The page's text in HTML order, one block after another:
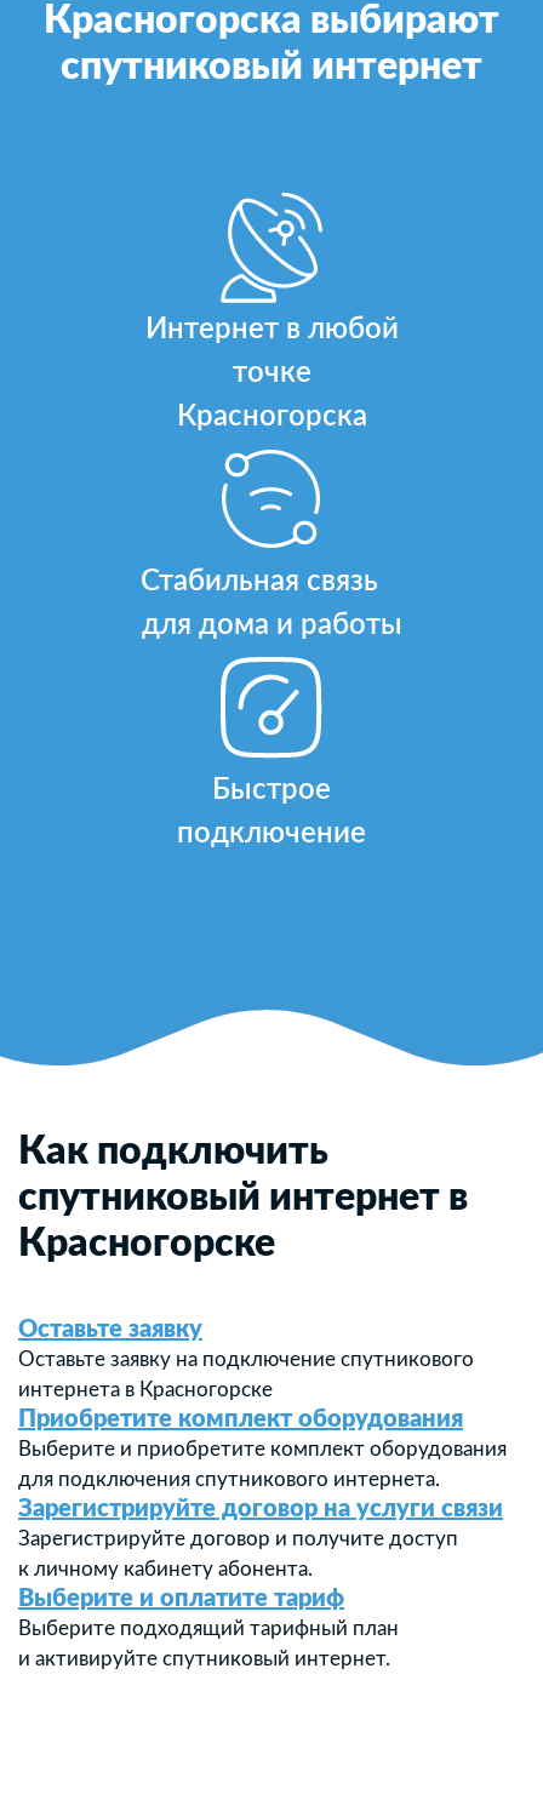
Красногорска выбирают
спутниковый интернет
Интернет в любой
точке
Красногорска
Стабильная связь
для дома и работы
Быстрое
подключение
Как подключить
спутниковый интернет в
Красногорске
Оставьте заявку
Оставьте заявку на подключение спутникового
интернета в Красногорске
Приобретите комплект оборудования
Выберите и приобретите комплект оборудования
для подключения спутникового интернета.
Зарегистрируйте договор на услуги связи
Зарегистрируйте договор и получите доступ
к личному кабинету абонента.
Выберите и оплатите тариф
Выберите подходящий тарифный план
и активируйте спутниковый интернет.